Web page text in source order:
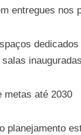
entregues nos
metas até 2030
planejamento